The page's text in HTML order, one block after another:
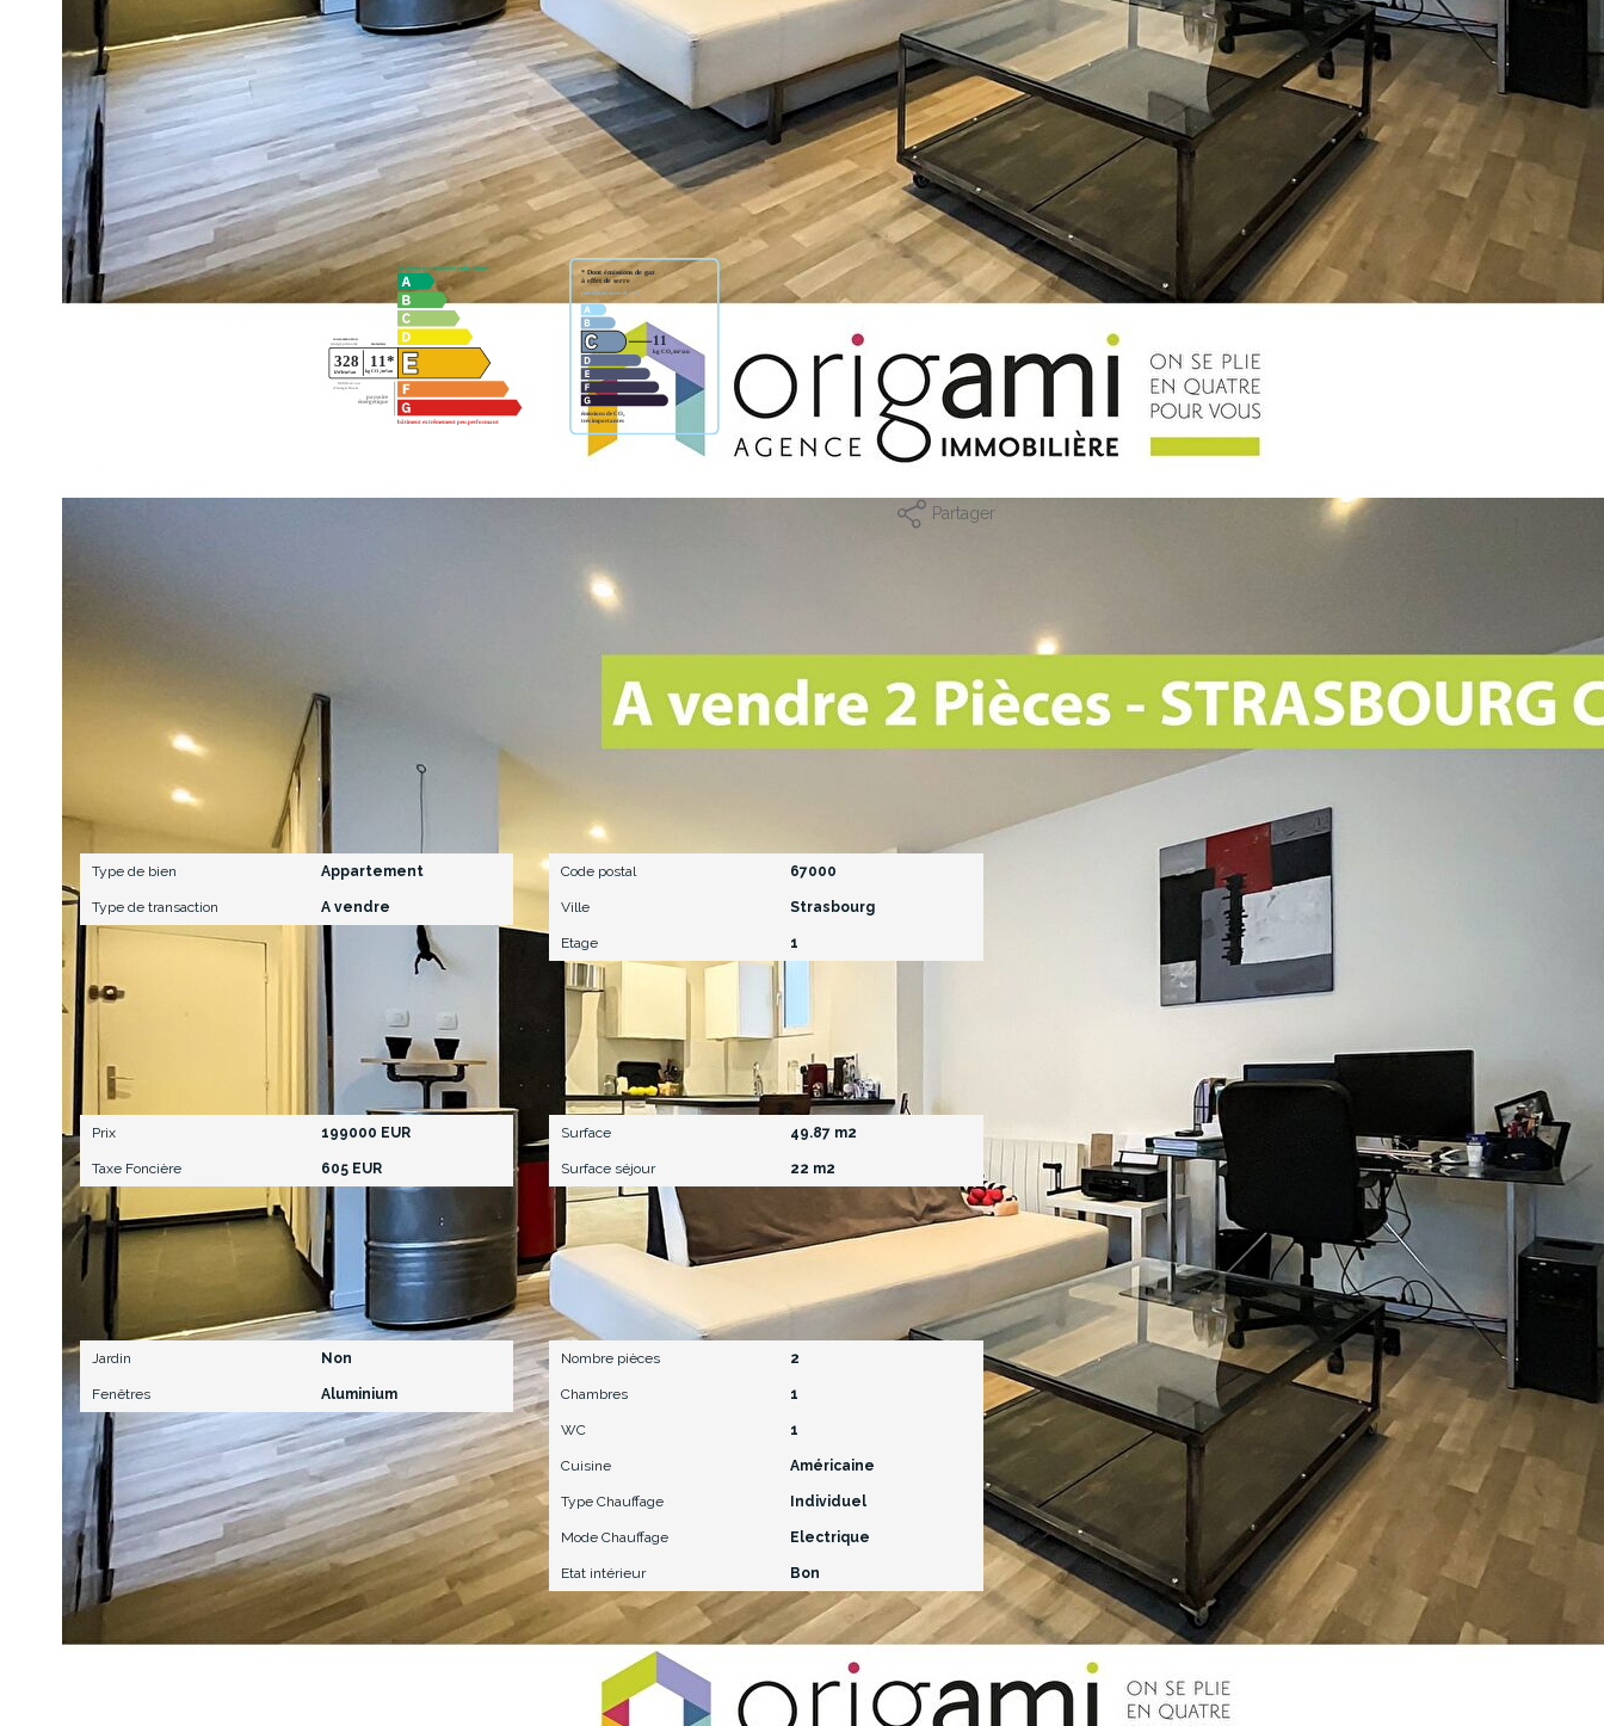
VENDU ET C'EST PLIÉ !Si vous aussi vous cherchez un bien sur ce secteur, nous vous proposons de nous écrire à
info@origami.immo afin de nous transmettre votre requête ou de vous inscrire sur notre site
www.origami.immo.Ainsi, vous recevrez en avant première et avant toute diffusion nos offres par mail !A bientôt !La
Team ORIGAMI
Diagnostics énergétiques
Partager
Caractéristiques détaillées
Général
Type de bien Appartement
Type de transaction A vendre
Localisation
Code postal 67000
Ville Strasbourg
Etage 1
Aspects financiers
Prix 199000 EUR
Taxe Foncière 605 EUR
Surfaces
Surface 49.87 m2
Surface séjour 22 m2
Extérieur
Jardin Non
Fenêtres Aluminium
Intérieur
Nombre pièces 2
Chambres 1
WC 1
Cuisine Américaine
Type Chauffage Individuel
Mode Chauffage Electrique
Etat intérieur Bon
Terrain